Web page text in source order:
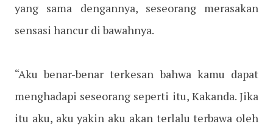
yang sama dengannya, seseorang merasakan
sensasi hancur di bawahnya.
“Aku benar-benar terkesan bahwa kamu dapat
menghadapi seseorang seperti itu, Kakanda. Jika
itu aku, aku yakin aku akan terlalu terbawa oleh